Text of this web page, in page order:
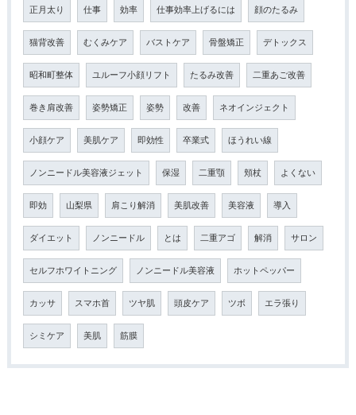
正月太り 仕事 効率 仕事効率上げるには 顔のたるみ
猫背改善 むくみケア バストケア 骨盤矯正 デトックス
昭和町整体 ユルーフ小顔リフト たるみ改善 二重あご改善
巻き肩改善 姿勢矯正 姿勢 改善 ネオインジェクト
小顔ケア 美肌ケア 即効性 卒業式 ほうれい線
ノンニードル美容液ジェット 保湿 二重顎 頬杖 よくない
即効 山梨県 肩こり解消 美肌改善 美容液 導入
ダイエット ノンニードル とは 二重アゴ 解消 サロン
セルフホワイトニング ノンニードル美容液 ホットペッパー
カッサ スマホ首 ツヤ肌 頭皮ケア ツボ エラ張り
シミケア 美肌 筋膜